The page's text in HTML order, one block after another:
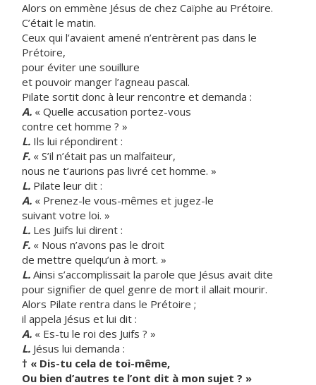
Alors on emmène Jésus de chez Caïphe au Prétoire.
C’était le matin.
Ceux qui l’avaient amené n’entrèrent pas dans le
Prétoire,
pour éviter une souillure
et pouvoir manger l’agneau pascal.
Pilate sortit donc à leur rencontre et demanda :
A. « Quelle accusation portez-vous
contre cet homme ? »
L. Ils lui répondirent :
F. « S’il n’était pas un malfaiteur,
nous ne t’aurions pas livré cet homme. »
L. Pilate leur dit :
A. « Prenez-le vous-mêmes et jugez-le
suivant votre loi. »
L. Les Juifs lui dirent :
F. « Nous n’avons pas le droit
de mettre quelqu’un à mort. »
L. Ainsi s’accomplissait la parole que Jésus avait dite
pour signifier de quel genre de mort il allait mourir.
Alors Pilate rentra dans le Prétoire ;
il appela Jésus et lui dit :
A. « Es-tu le roi des Juifs ? »
L. Jésus lui demanda :
† « Dis-tu cela de toi-même,
Ou bien d’autres te l’ont dit à mon sujet ? »